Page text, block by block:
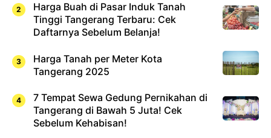
Harga Buah di Pasar Induk Tanah
Tinggi Tangerang Terbaru: Cek
Daftarnya Sebelum Belanja!
Harga Tanah per Meter Kota
Tangerang 2025
7 Tempat Sewa Gedung Pernikahan di
Tangerang di Bawah 5 Juta! Cek
Sebelum Kehabisan!